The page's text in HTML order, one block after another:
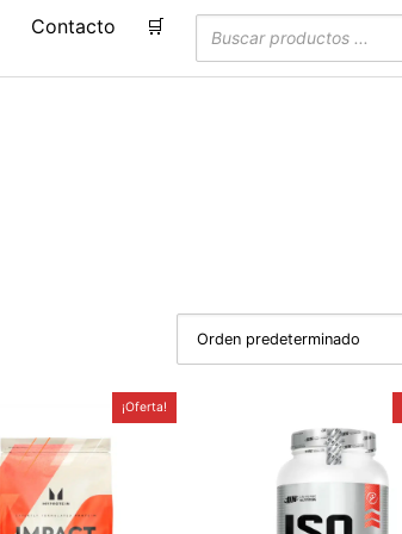
Contacto 🛒
Búsqueda
de
productos
¡Oferta!